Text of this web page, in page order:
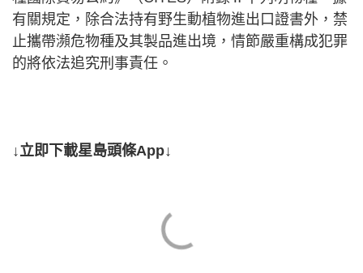
有關規定，除合法持有野生動植物進出口證書外，禁
止攜帶瀕危物種及其製品進出境，情節嚴重構成犯罪
的將依法追究刑事責任。
↓立即下載星島頭條App↓